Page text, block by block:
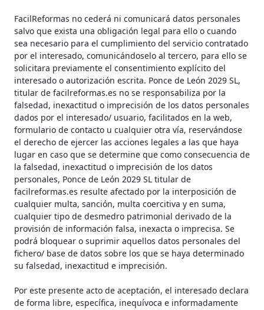
FacilReformas no cederá ni comunicará datos personales
salvo que exista una obligación legal para ello o cuando
sea necesario para el cumplimiento del servicio contratado
por el interesado, comunicándoselo al tercero, para ello se
solicitara previamente el consentimiento explícito del
interesado o autorización escrita. Ponce de León 2029 SL,
titular de facilreformas.es no se responsabiliza por la
falsedad, inexactitud o imprecisión de los datos personales
dados por el interesado/ usuario, facilitados en la web,
formulario de contacto u cualquier otra vía, reservándose
el derecho de ejercer las acciones legales a las que haya
lugar en caso que se determine que como consecuencia de
la falsedad, inexactitud o imprecisión de los datos
personales, Ponce de León 2029 SL titular de
facilreformas.es resulte afectado por la interposición de
cualquier multa, sanción, multa coercitiva y en suma,
cualquier tipo de desmedro patrimonial derivado de la
provisión de información falsa, inexacta o imprecisa. Se
podrá bloquear o suprimir aquellos datos personales del
fichero/ base de datos sobre los que se haya determinado
su falsedad, inexactitud e imprecisión.
Por este presente acto de aceptación, el interesado declara
de forma libre, específica, inequívoca e informadamente